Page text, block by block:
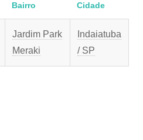
Bairro Cidade
Jardim Park
Meraki
Indaiatuba
/ SP